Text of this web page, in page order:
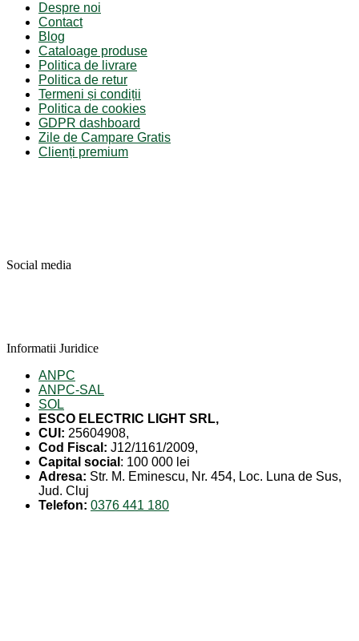
Despre noi
Contact
Blog
Cataloage produse
Politica de livrare
Politica de retur
Termeni și condiții
Politica de cookies
GDPR dashboard
Zile de Campare Gratis
Clienți premium
Social media
Informatii Juridice
ANPC
ANPC-SAL
SOL
ESCO ELECTRIC LIGHT SRL,
CUI: 25604908,
Cod Fiscal: J12/1161/2009,
Capital social : 100 000 lei
Adresa: Str. M. Eminescu, Nr. 454, Loc. Luna de Sus,
Jud. Cluj
Telefon: 0376 441 180